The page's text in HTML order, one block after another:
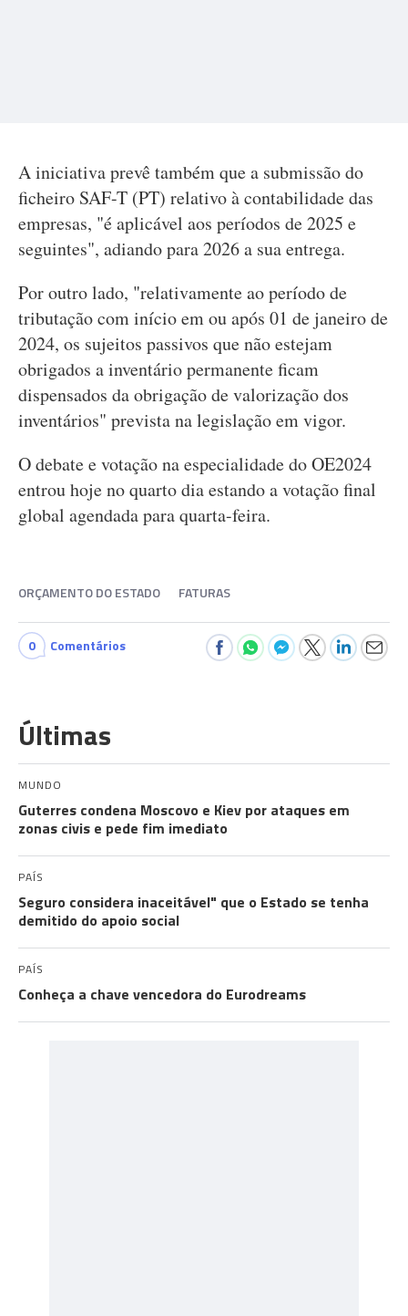
A iniciativa prevê também que a submissão do
ficheiro SAF-T (PT) relativo à contabilidade das
empresas, "é aplicável aos períodos de 2025 e
seguintes", adiando para 2026 a sua entrega.
Por outro lado, "relativamente ao período de
tributação com início em ou após 01 de janeiro de
2024, os sujeitos passivos que não estejam
obrigados a inventário permanente ficam
dispensados da obrigação de valorização dos
inventários" prevista na legislação em vigor.
O debate e votação na especialidade do OE2024
entrou hoje no quarto dia estando a votação final
global agendada para quarta-feira.
ORÇAMENTO DO ESTADO FATURAS
0 Comentários
Últimas
MUNDO
Guterres condena Moscovo e Kiev por ataques em
zonas civis e pede fim imediato
PAÍS
Seguro considera inaceitável" que o Estado se tenha
demitido do apoio social
PAÍS
Conheça a chave vencedora do Eurodreams